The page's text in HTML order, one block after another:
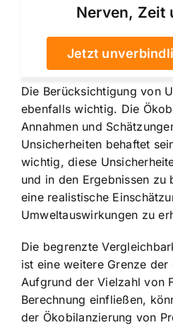
Nerven, Zeit
Jetzt
Die Berücksichtigung von
ebenfalls wichtig. Die
Annahmen und
Unsicherheiten behaftet
wichtig, diese
und in den Ergebnissen zu
eine realistische
Umweltauswirkungen zu
Die begrenzte
ist eine weitere Grenze
Aufgrund der Vielzahl von
Berechnung einfließen,
der Ökobilanzierung von